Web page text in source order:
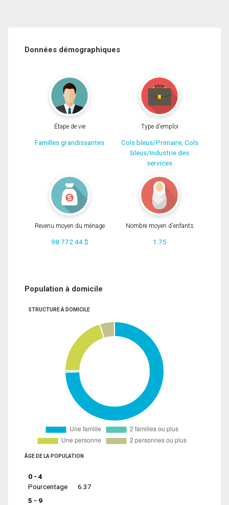
Données démographiques
Étape de vie
Familles grandissantes
Type d'emploi
Cols bleus/Primaire, Cols
bleus/Industrie des
services
Revenu moyen du ménage
98 772.44 $
Nombre moyen d'enfants
1.75
Population à domicile
STRUCTURE À DOMICILE
ÂGE DE LA POPULATION
0 - 4
Pourcentage
6.37
5 - 9